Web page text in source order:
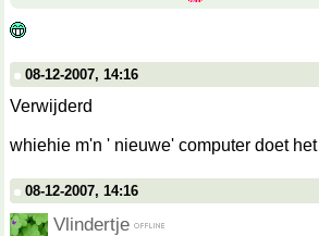
08-12-2007, 14:16
Verwijderd
whiehie m'n ' nieuwe' computer doet het
08-12-2007, 14:16
Vlindertje